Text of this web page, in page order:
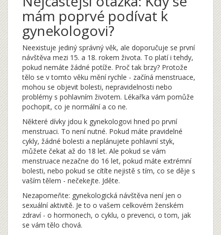
mám poprvé podívat k
gynekologovi?
Neexistuje jediný správný věk, ale doporučuje se první
návštěva mezi 15. a 18. rokem života. To platí i tehdy,
pokud nemáte žádné potíže. Proč tak brzy? Protože
tělo se v tomto věku mění rychle - začíná menstruace,
mohou se objevit bolesti, nepravidelnosti nebo
problémy s pohlavním životem. Lékařka vám pomůže
pochopit, co je normální a co ne.
Některé dívky jdou k gynekologovi hned po první
menstruaci. To není nutné. Pokud máte pravidelné
cykly, žádné bolesti a neplánujete pohlavní styk,
můžete čekat až do 18 let. Ale pokud se vám
menstruace nezačne do 16 let, pokud máte extrémní
bolesti, nebo pokud se cítíte nejistě s tím, co se děje s
vaším tělem - nečekejte. Jděte.
Nezapomeňte: gynekologická návštěva není jen o
sexuální aktivitě. Je to o vašem celkovém ženském
zdraví - o hormonech, o cyklu, o prevenci, o tom, jak
se vám tělo chová.